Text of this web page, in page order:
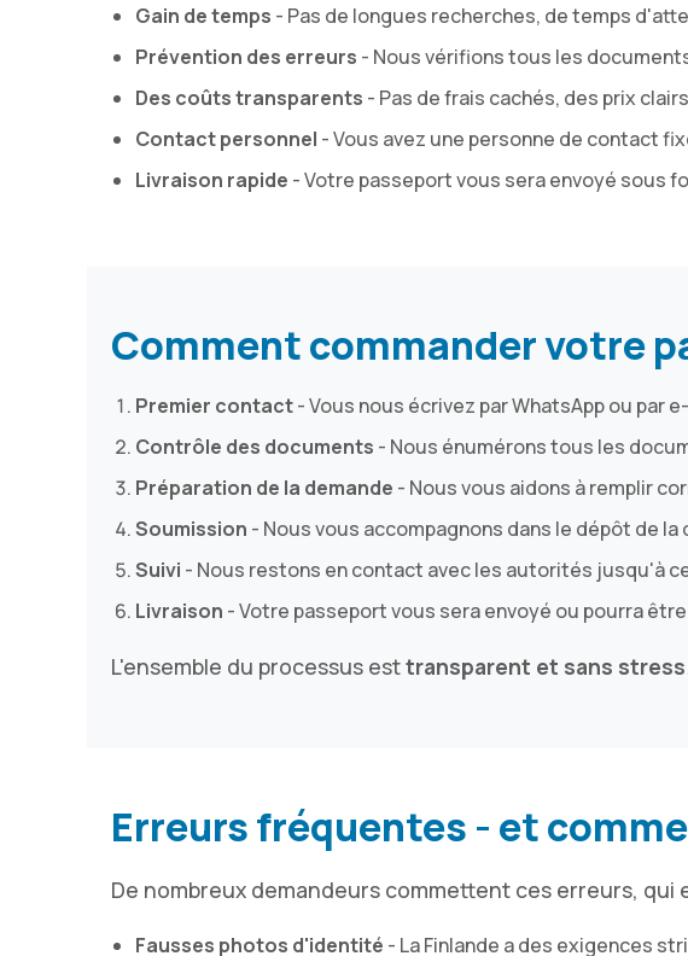
Gain de temps - Pas de longues recherches, de temps
Prévention des erreurs - Nous vérifions tous les
Des coûts transparents - Pas de frais cachés, des prix
Contact personnel - Vous avez une personne de contact
Livraison rapide - Votre passeport vous sera envoyé sous
Comment commander votre
Premier contact- Vous nous écrivez par WhatsApp ou par
Contrôle des documents - Nous énumérons tous les
Préparation de la demande - Nous vous aidons à remplir
Soumission - Nous vous accompagnons dans le dépôt de
Suivi - Nous restons en contact avec les autorités jusqu'à
Livraison - Votre passeport vous sera envoyé ou pourra
L'ensemble du processus esttransparent et sans stress
Erreurs fréquentes - et
De nombreux demandeurs commettent ces erreurs,
Fausses photos d'identité - La Finlande a des exigences